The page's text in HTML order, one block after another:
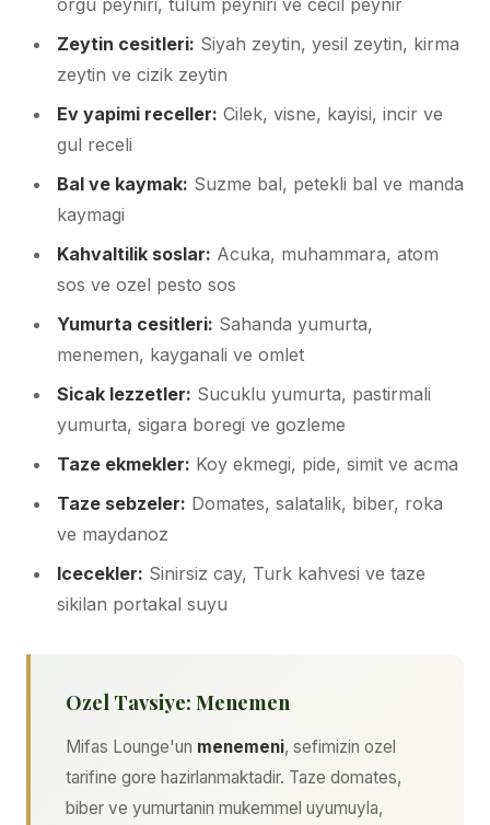
orgu peyniri, tulum peyniri ve cecil peynir
Zeytin cesitleri: Siyah zeytin, yesil zeytin, kirma
zeytin ve cizik zeytin
Ev yapimi receller: Cilek, visne, kayisi, incir ve
gul receli
Bal ve kaymak: Suzme bal, petekli bal ve manda
kaymagi
Kahvaltilik soslar: Acuka, muhammara, atom
sos ve ozel pesto sos
Yumurta cesitleri: Sahanda yumurta,
menemen, kayganali ve omlet
Sicak lezzetler: Sucuklu yumurta, pastirmali
yumurta, sigara boregi ve gozleme
Taze ekmekler: Koy ekmegi, pide, simit ve acma
Taze sebzeler: Domates, salatalik, biber, roka
ve maydanoz
Icecekler: Sinirsiz cay, Turk kahvesi ve taze
sikilan portakal suyu
Ozel Tavsiye: Menemen
Mifas Lounge'un menemeni, sefimizin ozel
tarifine gore hazirlanmaktadir. Taze domates,
biber ve yumurtanin mukemmel uyumuyla,